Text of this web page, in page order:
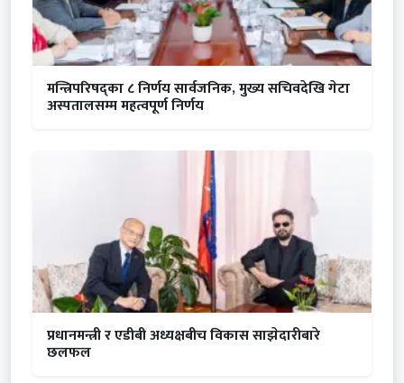
मन्त्रिपरिषद्का ८ निर्णय सार्वजनिक, मुख्य सचिवदेखि गेटा
अस्पतालसम्म महत्वपूर्ण निर्णय
प्रधानमन्त्री र एडीबी अध्यक्षबीच विकास साझेदारीबारे
छलफल